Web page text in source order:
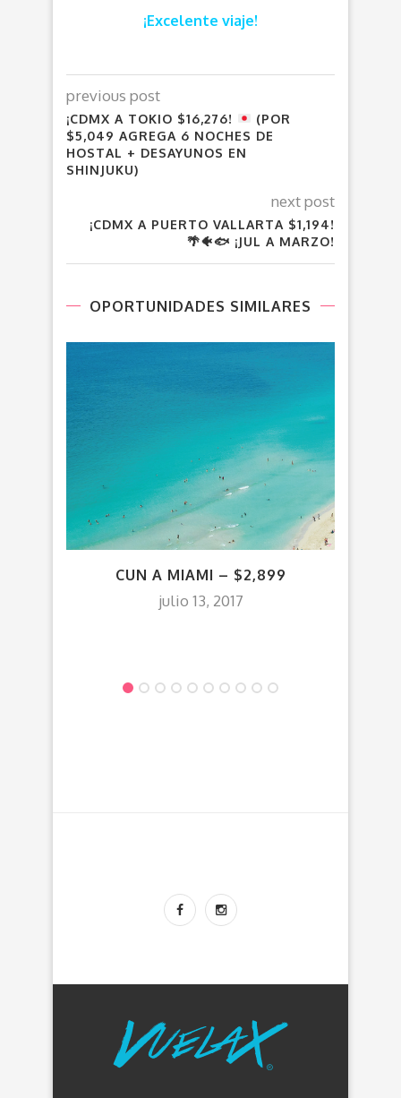
¡Excelente viaje!
previous post
¡CDMX A TOKIO $16,276!
(POR
$5,049 AGREGA 6 NOCHES DE
HOSTAL + DESAYUNOS EN
SHINJUKU)
next post
¡CDMX A PUERTO VALLARTA $1,194!
🌴🐠🐟 ¡JUL A MARZO!
OPORTUNIDADES SIMILARES
CUN A MIAMI – $2,899
julio 13, 2017